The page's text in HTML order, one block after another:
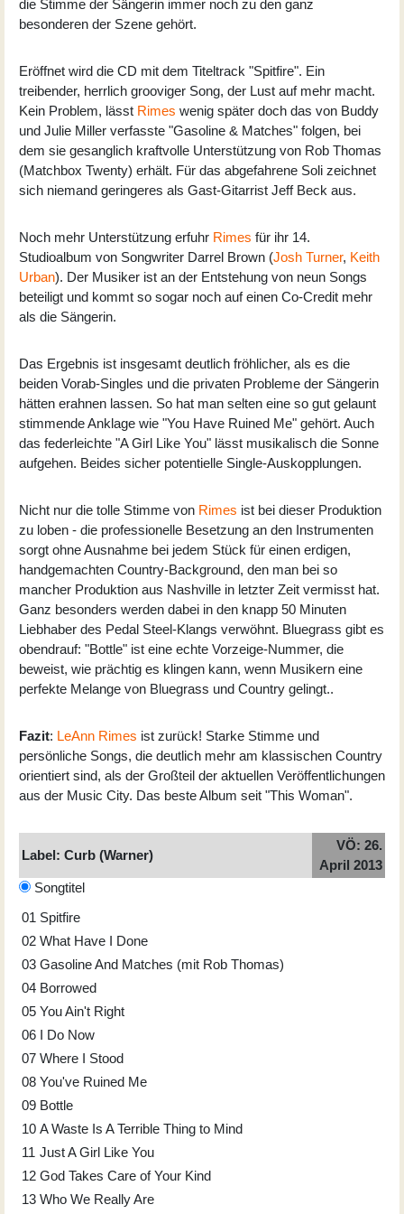
die Stimme der Sängerin immer noch zu den ganz
besonderen der Szene gehört.
Eröffnet wird die CD mit dem Titeltrack "Spitfire". Ein
treibender, herrlich grooviger Song, der Lust auf mehr macht.
Kein Problem, lässt Rimes wenig später doch das von Buddy
und Julie Miller verfasste "Gasoline & Matches" folgen, bei
dem sie gesanglich kraftvolle Unterstützung von Rob Thomas
(Matchbox Twenty) erhält. Für das abgefahrene Soli zeichnet
sich niemand geringeres als Gast-Gitarrist Jeff Beck aus.
Noch mehr Unterstützung erfuhr Rimes für ihr 14.
Studioalbum von Songwriter Darrel Brown (Josh Turner, Keith
Urban). Der Musiker ist an der Entstehung von neun Songs
beteiligt und kommt so sogar noch auf einen Co-Credit mehr
als die Sängerin.
Das Ergebnis ist insgesamt deutlich fröhlicher, als es die
beiden Vorab-Singles und die privaten Probleme der Sängerin
hätten erahnen lassen. So hat man selten eine so gut gelaunt
stimmende Anklage wie "You Have Ruined Me" gehört. Auch
das federleichte "A Girl Like You" lässt musikalisch die Sonne
aufgehen. Beides sicher potentielle Single-Auskopplungen.
Nicht nur die tolle Stimme von Rimes ist bei dieser Produktion
zu loben - die professionelle Besetzung an den Instrumenten
sorgt ohne Ausnahme bei jedem Stück für einen erdigen,
handgemachten Country-Background, den man bei so
mancher Produktion aus Nashville in letzter Zeit vermisst hat.
Ganz besonders werden dabei in den knapp 50 Minuten
Liebhaber des Pedal Steel-Klangs verwöhnt. Bluegrass gibt es
obendrauf: "Bottle" ist eine echte Vorzeige-Nummer, die
beweist, wie prächtig es klingen kann, wenn Musikern eine
perfekte Melange von Bluegrass und Country gelingt..
Fazit: LeAnn Rimes ist zurück! Starke Stimme und
persönliche Songs, die deutlich mehr am klassischen Country
orientiert sind, als der Großteil der aktuellen Veröffentlichungen
aus der Music City. Das beste Album seit "This Woman".
Label: Curb (Warner)
VÖ: 26.
April 2013
Songtitel
01 Spitfire
02 What Have I Done
03 Gasoline And Matches (mit Rob Thomas)
04 Borrowed
05 You Ain't Right
06 I Do Now
07 Where I Stood
08 You've Ruined Me
09 Bottle
10 A Waste Is A Terrible Thing to Mind
11 Just A Girl Like You
12 God Takes Care of Your Kind
13 Who We Really Are